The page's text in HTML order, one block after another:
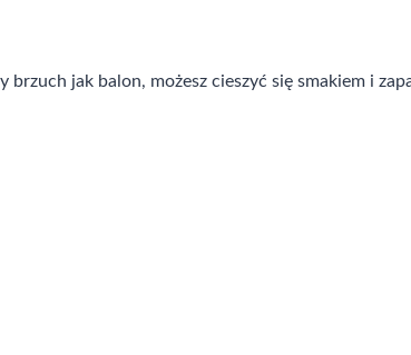
jak balon, możesz cieszyć się smakiem i